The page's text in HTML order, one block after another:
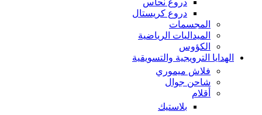
دروع نحاس
دروع كريستال
المجسمات
الميداليات الرياضية
الكؤوس
الهدايا الترويجية والتسويقية
فلاش ميموري
شاحن جوال
أقلام
بلاستيك